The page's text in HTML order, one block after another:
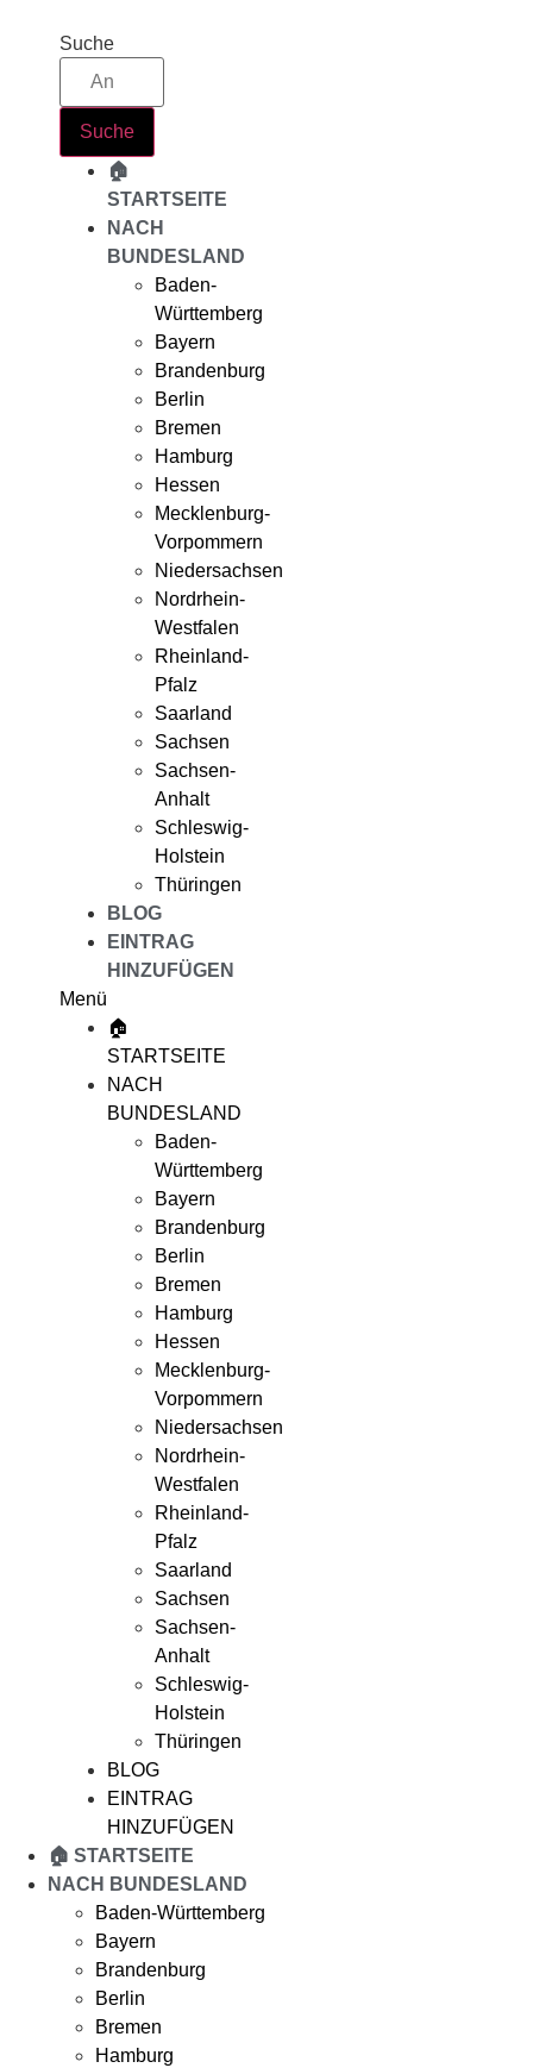
Suche
Suche
🏠
STARTSEITE
NACH
BUNDESLAND
Baden-
Württemberg
Bayern
Brandenburg
Berlin
Bremen
Hamburg
Hessen
Mecklenburg-
Vorpommern
Niedersachsen
Nordrhein-
Westfalen
Rheinland-
Pfalz
Saarland
Sachsen
Sachsen-
Anhalt
Schleswig-
Holstein
Thüringen
BLOG
EINTRAG
HINZUFÜGEN
Menü
🏠
STARTSEITE
NACH
BUNDESLAND
Baden-
Württemberg
Bayern
Brandenburg
Berlin
Bremen
Hamburg
Hessen
Mecklenburg-
Vorpommern
Niedersachsen
Nordrhein-
Westfalen
Rheinland-
Pfalz
Saarland
Sachsen
Sachsen-
Anhalt
Schleswig-
Holstein
Thüringen
BLOG
EINTRAG
HINZUFÜGEN
🏠 STARTSEITE
NACH BUNDESLAND
Baden-Württemberg
Bayern
Brandenburg
Berlin
Bremen
Hamburg